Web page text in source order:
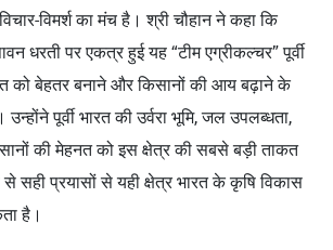
विमर्श का मंच है। श्री चौहान ने कहा कि
धरती पर एकत्र हुई यह “टीम एग्रीकल्चर” पूर्वी
को बेहतर बनाने और किसानों की आय बढ़ाने के
पूर्वी भारत की उर्वरा भूमि, जल उपलब्धता,
की मेहनत को इस क्षेत्र की सबसे बड़ी ताकत
सही प्रयासों से यही क्षेत्र भारत के कृषि विकास
है।